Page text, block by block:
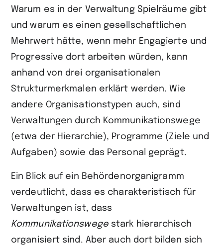
Warum es in der Verwaltung Spielräume gibt
und warum es einen gesellschaft­lichen
Mehrwert hätte, wenn mehr Engagierte und
Progressive dort arbeiten würden, kann
anhand von drei organisationalen
Strukturmerkmalen erklärt werden. Wie
andere Organisationstypen auch, sind
Verwaltungen durch Kommunikationswege
(etwa der Hierarchie), Programme (Ziele und
Aufgaben) sowie das Personal geprägt.
Ein Blick auf ein Behördenorganigramm
verdeutlicht, dass es charakteristisch für
Verwaltungen ist, dass
Kommunikationswegestark hierarchisch
organisiert sind. Aber auch dort bilden sich